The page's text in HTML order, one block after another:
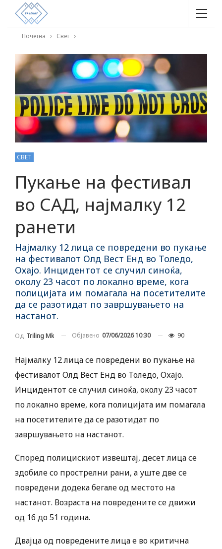
Почетна Свет
СВЕТ
Пукање на фестивал
во САД, најмалку 12
ранети
Најмалку 12 лица се повредени во пукање
на фестивалот Олд Вест Енд во Толедо,
Охајо. Инцидентот се случил синоќа,
околу 23 часот по локално време, кога
полицијата им помагала на посетителите
да се разотидат по завршувањето на
настанот.
Од Triling Mk Објавено 07/06/2026 10:30 90
Најмалку 12 лица се повредени во пукање на
фестивалот Олд Вест Енд во Толедо, Охајо.
Инцидентот се случил синоќа, околу 23 часот
по локално време, кога полицијата им помагала
на посетителите да се разотидат по
завршувањето на настанот.
Според полицискиот извештај, десет лица се
здобиле со прострелни рани, а уште две се
повредени додека бегале од местото на
настанот. Возраста на повредените се движи
од 16 до 51 година.
Двајца од повредените лица е во критична